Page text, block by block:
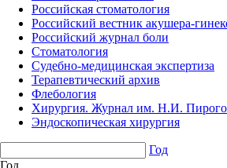
Российская стоматология
Российский вестник акушера-
Российский журнал боли
Стоматология
Судебно-медицинская экспертиза
Терапевтический архив
Флебология
Хирургия. Журнал им. Н.И.
Эндоскопическая хирургия
Год
Год